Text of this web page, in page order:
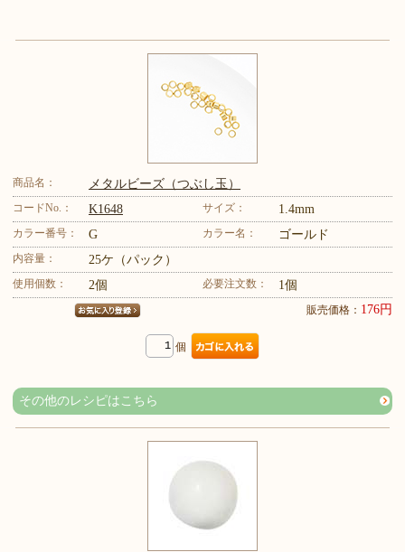
商品名： メタルビーズ（つぶし玉）
コードNo.： K1648 サイズ： 1.4mm
カラー番号： G カラー名： ゴールド
内容量： 25ケ（パック）
使用個数： 2個 必要注文数： 1個
販売価格： 176円
個
その他のレシピはこちら